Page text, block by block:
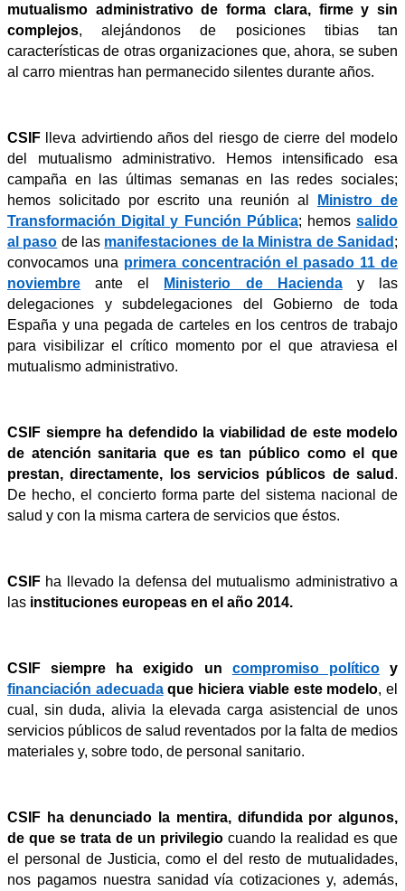
mutualismo administrativo de forma clara, firme y sin
complejos, alejándonos de posiciones tibias tan
características de otras organizaciones que, ahora, se suben
al carro mientras han permanecido silentes durante años.
CSIF lleva advirtiendo años del riesgo de cierre del modelo
del mutualismo administrativo. Hemos intensificado esa
campaña en las últimas semanas en las redes sociales;
hemos solicitado por escrito una reunión al
Ministro de
Transformación Digital y Función Pública; hemossalido
al paso de las manifestaciones de la Ministra de Sanidad ;
convocamos una primera concentración el pasado 11 de
noviembre ante el Ministerio de Hacienday las
delegaciones y subdelegaciones del Gobierno de toda
España y una pegada de carteles en los centros de trabajo
para visibilizar el crítico momento por el que atraviesa el
mutualismo administrativo.
CSIF siempre ha defendido la viabilidad de este modelo
de atención sanitaria que es tan público como el que
prestan, directamente, los servicios públicos de salud .
De hecho, el concierto forma parte del sistema nacional de
salud y con la misma cartera de servicios que éstos.
CSIF ha llevado la defensa del mutualismo administrativo a
las instituciones europeas en el año 2014.
CSIF siempre ha exigido un compromiso políticoy
financiación adecuadaque hiciera viable este modelo, el
cual, sin duda, alivia la elevada carga asistencial de unos
servicios públicos de salud reventados por la falta de medios
materiales y, sobre todo, de personal sanitario.
CSIF ha denunciado la mentira, difundida por algunos,
de que se trata de un privilegio cuando la realidad es que
el personal de Justicia, como el del resto de mutualidades,
nos pagamos nuestra sanidad vía cotizaciones y, además,